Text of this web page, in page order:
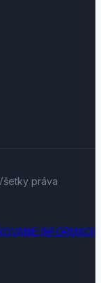
práva
INFORMÁCII